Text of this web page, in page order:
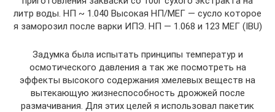
литр воды. НП ~ 1.040 Высокая НП/МЕГ — сусло которое
я заморозил после варки ИПЭ. НП — 1.068 и 123 МЕГ (IBU)
Задумка была испытать принципы температур и
осмотического давления а так же посмотреть на
эффекты высокого содержания хмелевых веществ на
вытекающую жизнеспособность дрожжей после
размачивания. Для этих целей я использовал пакетик